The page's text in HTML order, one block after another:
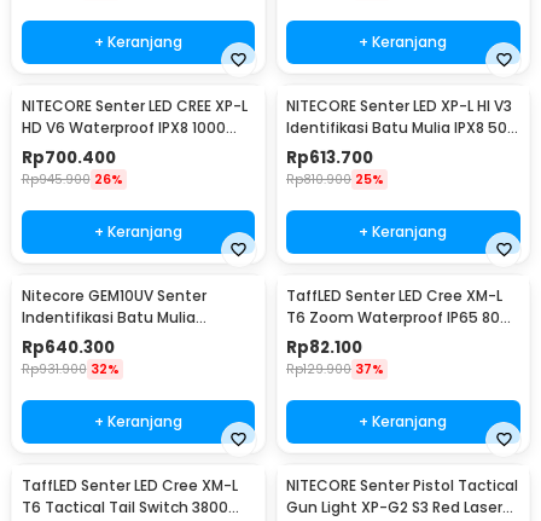
+ Keranjang + Keranjang
NITECORE Senter LED CREE XP-L
HD V6 Waterproof IPX8 1000
Lumens - MT21C
Rp700.400
Rp945.900 26%
+ Keranjang
NITECORE Senter LED XP-L HI V3
Identifikasi Batu Mulia IPX8 500
Lumens - GEM8
Rp613.700
Rp810.900 25%
+ Keranjang
Nitecore GEM10UV Senter
Indentifikasi Batu Mulia
Gemstone Ultraviolet
Rp640.300
Rp931.900 32%
+ Keranjang
TaffLED Senter LED Cree XM-L
T6 Zoom Waterproof IP65 8000
Lumens - E17 COB
Rp82.100
Rp129.900 37%
+ Keranjang
TaffLED Senter LED Cree XM-L
T6 Tactical Tail Switch 3800
NITECORE Senter Pistol Tactical
Gun Light XP-G2 S3 Red Laser